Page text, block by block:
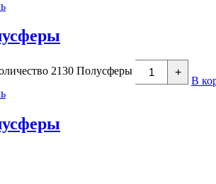
2130 Полусферы +
В